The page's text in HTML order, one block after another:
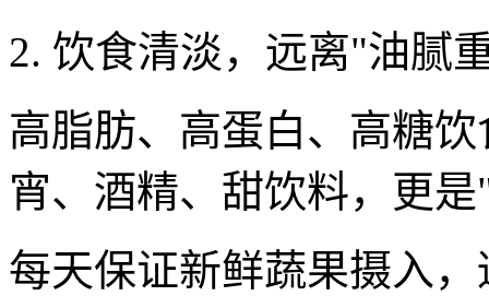
2. 饮食清淡，远离"油腻
高脂肪、高蛋白、高糖
宵、酒精、甜饮料，更
每天保证新鲜蔬果摄入